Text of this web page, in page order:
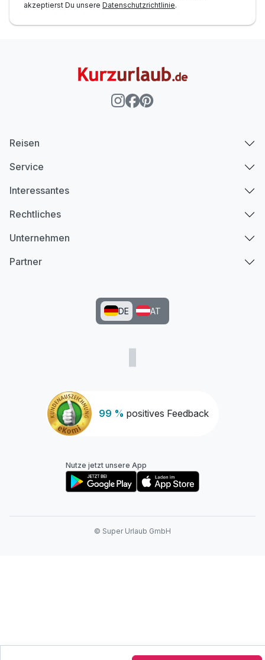
akzeptierst Du unsere Datenschutzrichtlinie.
99 % positives Feedback
Reisen
Service
Interessantes
Rechtliches
Unternehmen
Partner
DE AT
Nutze jetzt unsere App
© Super Urlaub GmbH